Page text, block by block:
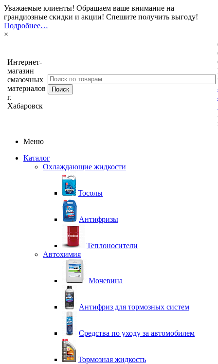
Уважаемые клиенты! Обращаем ваше внимание на
грандиозные скидки и акции! Спешите получить выгоду!
Подробнее…
×
Интернет-
магазин
смазочных
материалов
г.
Хабаровск
Меню
Каталог
Охлаждающие жидкости
Тосолы
Антифризы
Теплоносители
Автохимия
Мочевина
Антифриз для тормозных систем
Средства по уходу за автомобилем
Тормозная жидкость